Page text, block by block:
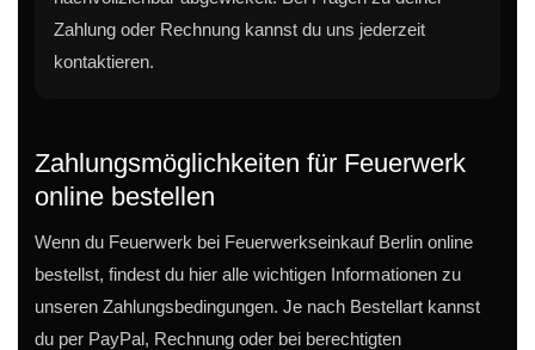
Zahlung oder Rechnung kannst du uns jederzeit
kontaktieren.
Zahlungsmöglichkeiten für Feuerwerk
online bestellen
Wenn du Feuerwerk bei Feuerwerkseinkauf Berlin online
bestellst, findest du hier alle wichtigen Informationen zu
unseren Zahlungsbedingungen. Je nach Bestellart kannst
du per PayPal, Rechnung oder bei berechtigten